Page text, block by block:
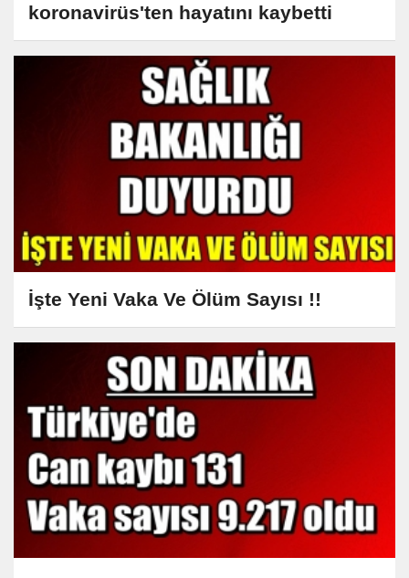
koronavirüs'ten hayatını kaybetti
İşte Yeni Vaka Ve Ölüm Sayısı !!